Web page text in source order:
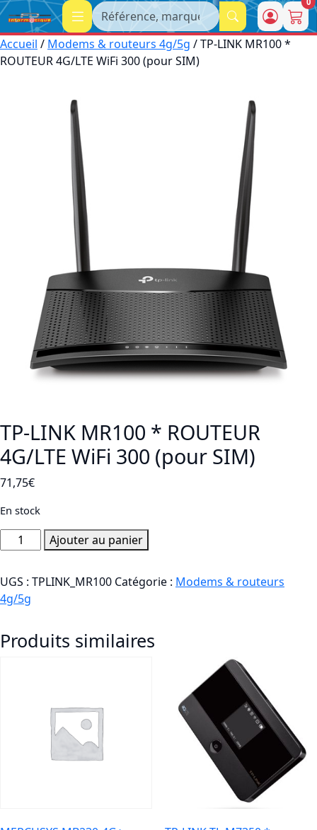
Recherche
Accueil / Modems & routeurs 4g/5g / TP-LINK MR100 *
ROUTEUR 4G/LTE WiFi 300 (pour SIM)
TP-LINK MR100 * ROUTEUR
4G/LTE WiFi 300 (pour SIM)
71,75€
En stock
quantité
de
LINK
MR100
ROUTEUR
Ajouter au panier
UGS : TPLINK_MR100 Catégorie : Modems & routeurs
4g/5g
Produits similaires